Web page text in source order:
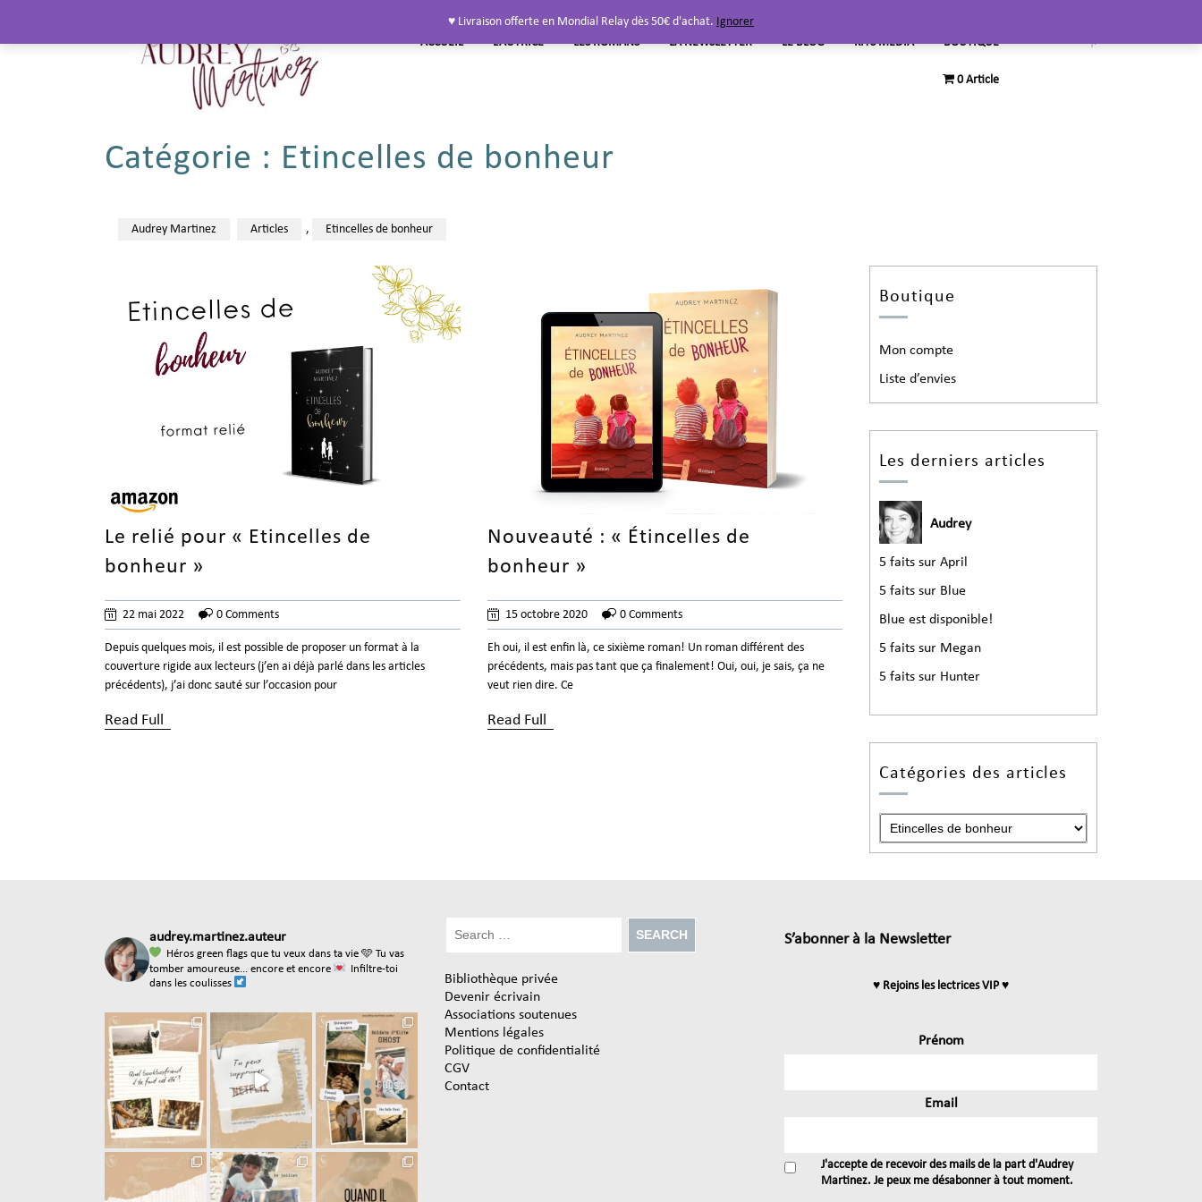
ACCUEIL L’AUTRICE LES ROMANS LA NEWSLETTER LE BLOG KITS MEDIA BOUTIQUE
0 Article
Catégorie : Etincelles de bonheur
Audrey Martinez Articles , Etincelles de bonheur
Le relié pour « Etincelles de
bonheur »
22 mai 2022 0 Comments
Depuis quelques mois, il est possible de proposer un format à la
couverture rigide aux lecteurs (j’en ai déjà parlé dans les articles
précédents), j’ai donc sauté sur l’occasion pour
Read Full
Nouveauté : « Étincelles de
bonheur »
15 octobre 2020 0 Comments
Eh oui, il est enfin là, ce sixième roman! Un roman différent des
précédents, mais pas tant que ça finalement! Oui, oui, je sais, ça ne
veut rien dire. Ce
Read Full
Boutique
Mon compte
Liste d’envies
Les derniers articles
Audrey
5 faits sur April
5 faits sur Blue
Blue est disponible!
5 faits sur Megan
5 faits sur Hunter
Catégories des articles
audrey.martinez.auteur
Héros green flags que tu veux dans ta vie 🩵 Tu vas
tomber amoureuse... encore et encore
Infiltre-toi
dans les coulisses
Bibliothèque privée
Devenir écrivain
Associations soutenues
Mentions légales
Politique de confidentialité
CGV
Contact
S’abonner à la Newsletter
♥ Rejoins les lectrices VIP ♥
Prénom
Email
J'accepte de recevoir des mails de la part d'Audrey
Martinez. Je peux me désabonner à tout moment.
♥ Livraison offerte en Mondial Relay dès 50€ d'achat. Ignorer